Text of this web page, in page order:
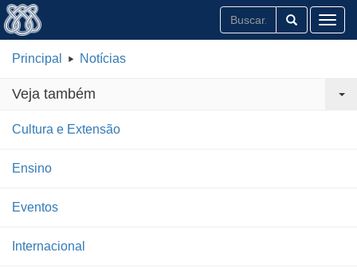
Principal Notícias
Veja também
Cultura e Extensão
Ensino
Eventos
Internacional